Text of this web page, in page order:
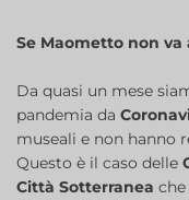
Se Maometto non
Da quasi un mese
pandemia da
museali e non hanno
Questo è il caso delle
Città Sotterranea